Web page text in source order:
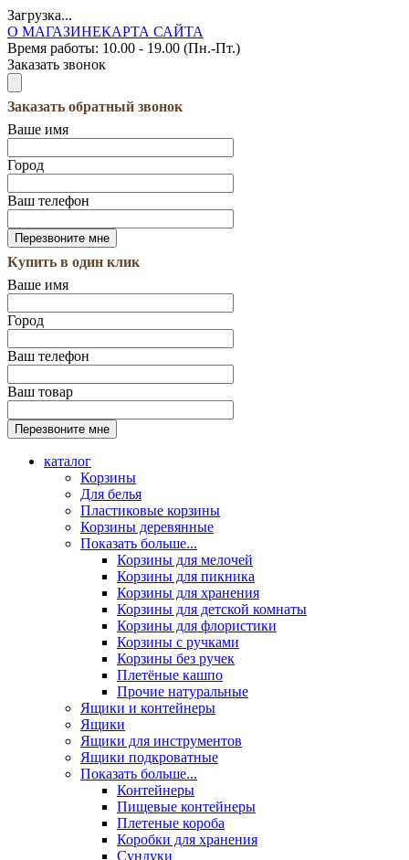
Загрузка...
О МАГАЗИНЕКАРТА САЙТА
Время работы: 10.00 - 19.00 (Пн.-Пт.)
Заказать звонок
Заказать обратный звонок
Ваше имя
Город
Ваш телефон
Купить в один клик
Ваше имя
Город
Ваш телефон
Ваш товар
каталог
Корзины
Для белья
Пластиковые корзины
Корзины деревянные
Показать больше...
Корзины для мелочей
Корзины для пикника
Корзины для хранения
Корзины для детской комнаты
Корзины для флористики
Корзины с ручками
Корзины без ручек
Плетёные кашпо
Прочие натуральные
Ящики и контейнеры
Ящики
Ящики для инструментов
Ящики подкроватные
Показать больше...
Контейнеры
Пищевые контейнеры
Плетеные короба
Коробки для хранения
Сундуки